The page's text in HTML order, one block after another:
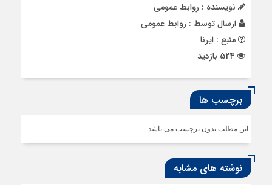
نویسنده : روابط عمومی
ارسال توسط : روابط عمومی
منبع : ایرنا
برچسب ها
این مطلب بدون برچسب می باشد.
نوشته های مشابه